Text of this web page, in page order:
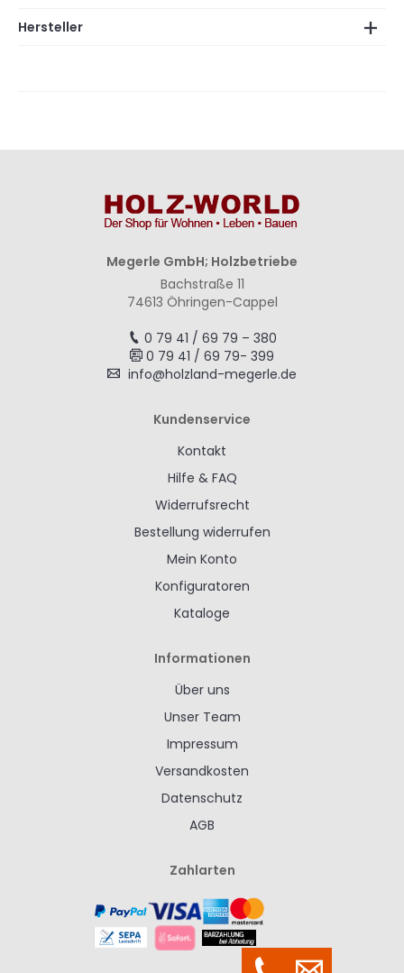
Hersteller
Megerle GmbH; Holzbetriebe
Bachstraße 11
74613 Öhringen-Cappel
0 79 41 / 69 79 – 380
0 79 41 / 69 79- 399
info@holzland-megerle.de
Kundenservice
Kontakt
Hilfe & FAQ
Widerrufsrecht
Bestellung widerrufen
Mein Konto
Konfiguratoren
Kataloge
Informationen
Über uns
Unser Team
Impressum
Versandkosten
Datenschutz
AGB
Zahlarten